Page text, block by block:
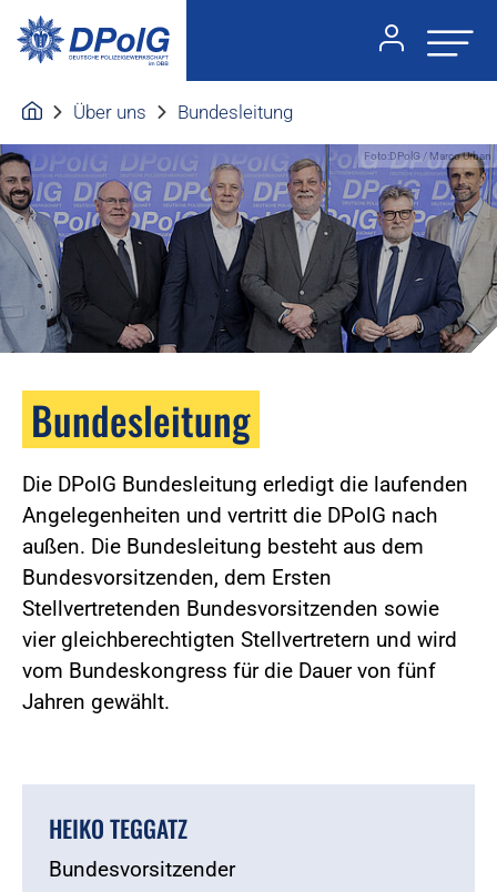
Über uns Bundesleitung
Foto:DPolG / Marco Urban
Bundesleitung
Die DPolG Bundesleitung erledigt die laufenden
Angelegenheiten und vertritt die DPolG nach
außen. Die Bundesleitung besteht aus dem
Bundesvorsitzenden, dem Ersten
Stellvertretenden Bundesvorsitzenden sowie
vier gleichberechtigten Stellvertretern und wird
vom Bundeskongress für die Dauer von fünf
Jahren gewählt.
HEIKO TEGGATZ
Bundesvorsitzender